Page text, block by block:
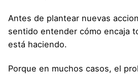
Antes de plantear nuevas
sentido entender cómo encaja
está haciendo.
Porque en muchos casos, el